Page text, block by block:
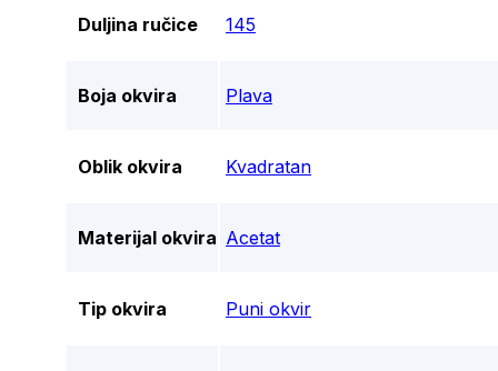
Duljina ručice 145
Boja okvira Plava
Oblik okvira Kvadratan
Materijal okvira Acetat
Tip okvira Puni okvir